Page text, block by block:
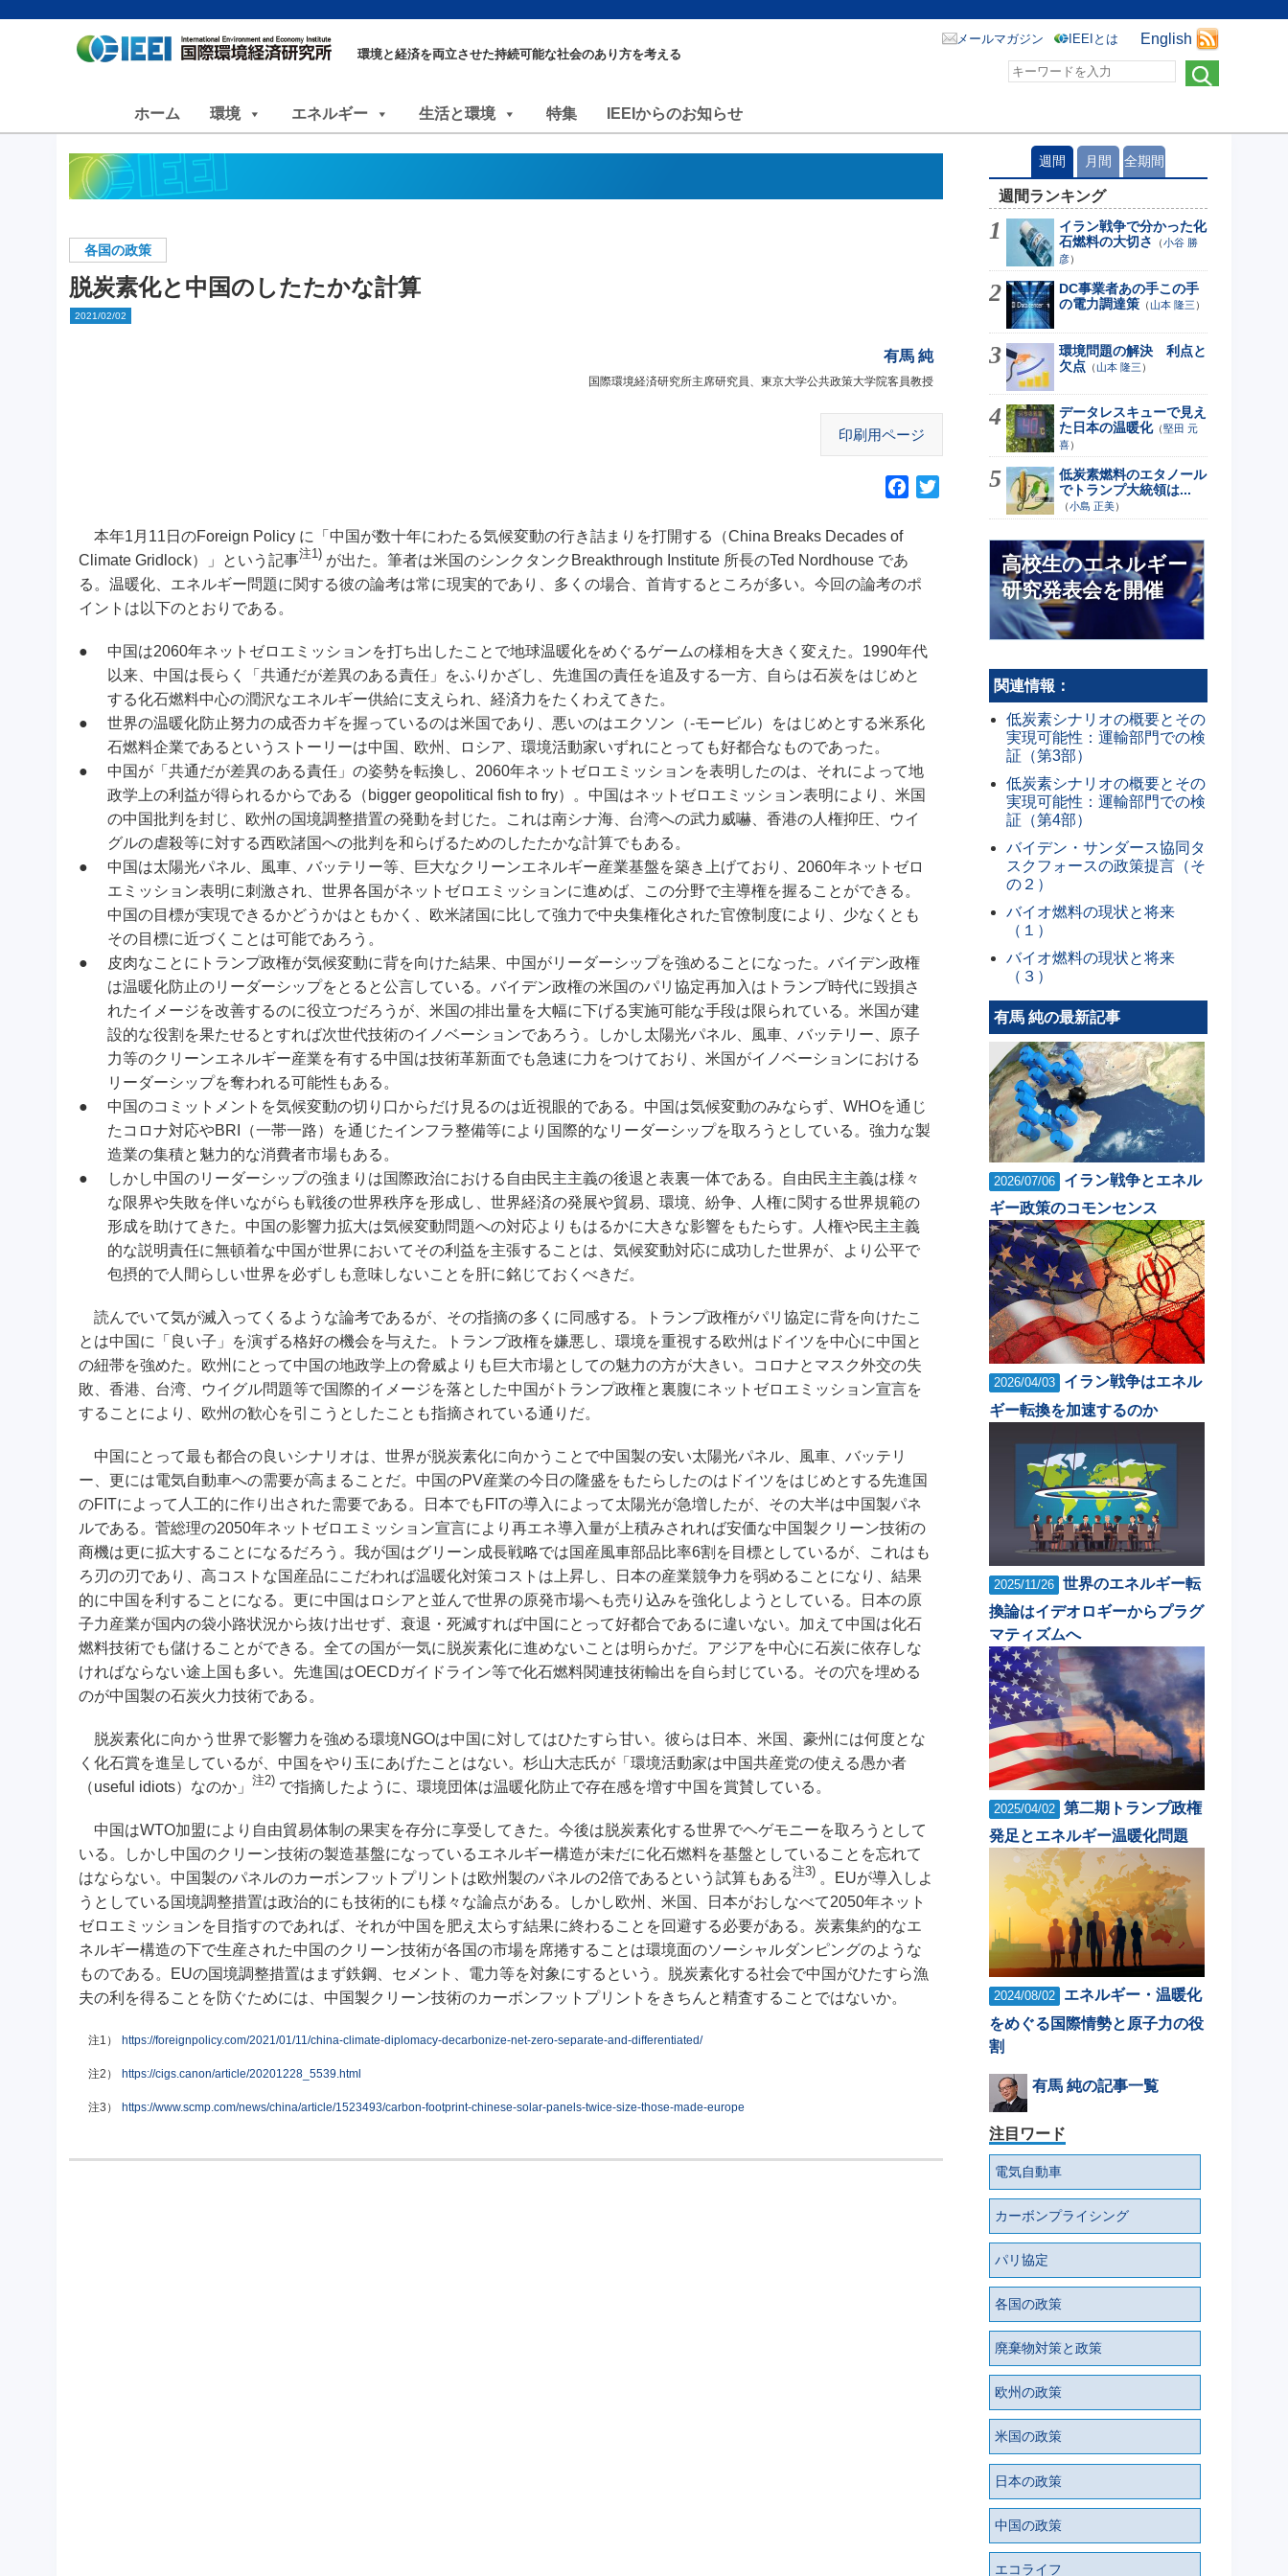
環境と経済を両立させた持続可能な社会のあり方を考える
English
メールマガジン IEEIとは
ホーム 環境 エネルギー 生活と環境 特集 IEEIからのお知らせ
各国の政策
脱炭素化と中国のしたたかな計算
2021/02/02
有馬 純
国際環境経済研究所主席研究員、東京大学公共政策大学院客員教授
印刷用ページ
b
k
本年1月11日のForeign Policy に「中国が数十年にわたる気候変動の行き詰まりを打開する（China Breaks Decades of
Climate Gridlock）」という記事注1) が出た。 筆者は米国のシンクタンクBreakthrough Institute 所長のTed Nordhouse であ
る。温暖化、エネルギー問題に関する彼の論考は常に現実的であり、多くの場合、首肯するところが多い。今回の論考のポ
イントは以下のとおりである。
●
中国は2060年ネットゼロエミッションを打ち出したことで地球温暖化をめぐるゲームの様相を大きく変えた。1990年代
以来、中国は長らく「共通だが差異のある責任」をふりかざし、先進国の責任を追及する一方、自らは石炭をはじめと
する化石燃料中心の潤沢なエネルギー供給に支えられ、経済力をたくわえてきた。
●
世界の温暖化防止努力の成否カギを握っているのは米国であり、悪いのはエクソン（‐モービル）をはじめとする米系化
石燃料企業であるというストーリーは中国、欧州、ロシア、環境活動家いずれにとっても好都合なものであった。
●
中国が「共通だが差異のある責任」の姿勢を転換し、2060年ネットゼロエミッションを表明したのは、それによって地
政学上の利益が得られるからである（bigger geopolitical fish to fry）。中国はネットゼロエミッション表明により、米国
の中国批判を封じ、欧州の国境調整措置の発動を封じた。これは南シナ海、台湾への武力威嚇、香港の人権抑圧、ウイ
グルの虐殺等に対する西欧諸国への批判を和らげるためのしたたかな計算でもある。
●
中国は太陽光パネル、風車、バッテリー等、巨大なクリーンエネルギー産業基盤を築き上げており、2060年ネットゼロ
エミッション表明に刺激され、世界各国がネットゼロエミッションに進めば、この分野で主導権を握ることができる。
中国の目標が実現できるかどうかはともかく、欧米諸国に比して強力で中央集権化された官僚制度により、少なくとも
その目標に近づくことは可能であろう。
●
皮肉なことにトランプ政権が気候変動に背を向けた結果、中国がリーダーシップを強めることになった。バイデン政権
は温暖化防止のリーダーシップをとると公言している。バイデン政権の米国のパリ協定再加入はトランプ時代に毀損さ
れたイメージを改善するのに役立つだろうが、米国の排出量を大幅に下げる実施可能な手段は限られている。米国が建
設的な役割を果たせるとすれば次世代技術のイノベーションであろう。しかし太陽光パネル、風車、バッテリー、原子
力等のクリーンエネルギー産業を有する中国は技術革新面でも急速に力をつけており、米国がイノベーションにおける
リーダーシップを奪われる可能性もある。
●
中国のコミットメントを気候変動の切り口からだけ見るのは近視眼的である。中国は気候変動のみならず、WHOを通じ
たコロナ対応やBRI（一帯一路）を通じたインフラ整備等により国際的なリーダーシップを取ろうとしている。強力な製
造業の集積と魅力的な消費者市場もある。
●
しかし中国のリーダーシップの強まりは国際政治における自由民主主義の後退と表裏一体である。自由民主主義は様々
な限界や失敗を伴いながらも戦後の世界秩序を形成し、世界経済の発展や貿易、環境、紛争、人権に関する世界規範の
形成を助けてきた。中国の影響力拡大は気候変動問題への対応よりもはるかに大きな影響をもたらす。人権や民主主義
的な説明責任に無頓着な中国が世界においてその利益を主張することは、気候変動対応に成功した世界が、より公平で
包摂的で人間らしい世界を必ずしも意味しないことを肝に銘じておくべきだ。
読んでいて気が滅入ってくるような論考であるが、その指摘の多くに同感する。トランプ政権がパリ協定に背を向けたこ
とは中国に「良い子」を演ずる格好の機会を与えた。トランプ政権を嫌悪し、環境を重視する欧州はドイツを中心に中国と
の紐帯を強めた。欧州にとって中国の地政学上の脅威よりも巨大市場としての魅力の方が大きい。コロナとマスク外交の失
敗、香港、台湾、ウイグル問題等で国際的イメージを落とした中国がトランプ政権と裏腹にネットゼロエミッション宣言を
することにより、欧州の歓心を引こうとしたことも指摘されている通りだ。
中国にとって最も都合の良いシナリオは、世界が脱炭素化に向かうことで中国製の安い太陽光パネル、風車、バッテリ
ー、更には電気自動車への需要が高まることだ。中国のPV産業の今日の隆盛をもたらしたのはドイツをはじめとする先進国
のFITによって人工的に作り出された需要である。日本でもFITの導入によって太陽光が急増したが、その大半は中国製パネ
ルである。菅総理の2050年ネットゼロエミッション宣言により再エネ導入量が上積みされれば安価な中国製クリーン技術の
商機は更に拡大することになるだろう。我が国はグリーン成長戦略では国産風車部品比率6割を目標としているが、これはも
ろ刃の刃であり、高コストな国産品にこだわれば温暖化対策コストは上昇し、日本の産業競争力を弱めることになり、結果
的に中国を利することになる。更に中国はロシアと並んで世界の原発市場へも売り込みを強化しようとしている。日本の原
子力産業が国内の袋小路状況から抜け出せず、衰退・死滅すれば中国にとって好都合であるに違いない。加えて中国は化石
燃料技術でも儲けることができる。全ての国が一気に脱炭素化に進めないことは明らかだ。アジアを中心に石炭に依存しな
ければならない途上国も多い。先進国はOECDガイドライン等で化石燃料関連技術輸出を自ら封じている。その穴を埋める
のが中国製の石炭火力技術である。
脱炭素化に向かう世界で影響力を強める環境NGOは中国に対してはひたすら甘い。彼らは日本、米国、豪州には何度とな
く化石賞を進呈しているが、中国をやり玉にあげたことはない。杉山大志氏が「環境活動家は中国共産党の使える愚か者
（useful idiots）なのか」 注2) で指摘したように、環境団体は温暖化防止で存在感を増す中国を賞賛している。
中国はWTO加盟により自由貿易体制の果実を存分に享受してきた。今後は脱炭素化する世界でヘゲモニーを取ろうとして
いる。しかし中国のクリーン技術の製造基盤になっているエネルギー構造が未だに化石燃料を基盤としていることを忘れて
はならない。中国製のパネルのカーボンフットプリントは欧州製のパネルの2倍であるという試算もある注3) 。EUが導入しよ
うとしている国境調整措置は政治的にも技術的にも様々な論点がある。しかし欧州、米国、日本がおしなべて2050年ネット
ゼロエミッションを目指すのであれば、それが中国を肥え太らす結果に終わることを回避する必要がある。炭素集約的なエ
ネルギー構造の下で生産された中国のクリーン技術が各国の市場を席捲することは環境面のソーシャルダンピングのような
ものである。EUの国境調整措置はまず鉄鋼、セメント、電力等を対象にするという。脱炭素化する社会で中国がひたすら漁
夫の利を得ることを防ぐためには、中国製クリーン技術のカーボンフットプリントをきちんと精査することではないか。
注1） https://foreignpolicy.com/2021/01/11/china-climate-diplomacy-decarbonize-net-zero-separate-and-differentiated/
注2） https://cigs.canon/article/20201228_5539.html
注3） https://www.scmp.com/news/china/article/1523493/carbon-footprint-chinese-solar-panels-twice-size-those-made-europe
週間 月間 全期間
週間ランキング
イラン戦争で分かった化
石燃料の大切さ
（小谷 勝
彦）
DC事業者あの手この手
の電力調達策 （山本 隆三 ）
環境問題の解決 利点と
欠点 （山本 隆三 ）
データレスキューで見え
た日本の温暖化（堅田 元
喜）
低炭素燃料のエタノール
でトランプ大統領は...
（小島 正美）
高校生のエネルギー
研究発表会を開催
関連情報：
低炭素シナリオの概要とその
実現可能性：運輸部門での検
証（第3部）
低炭素シナリオの概要とその
実現可能性：運輸部門での検
証（第4部）
バイデン・サンダース協同タ
スクフォースの政策提言（そ
の２）
バイオ燃料の現状と将来
（１）
バイオ燃料の現状と将来
（３）
有馬 純の最新記事
2026/07/06
イラン戦争とエネル
ギー政策のコモンセンス
2026/04/03
イラン戦争はエネル
ギー転換を加速するのか
2025/11/26 世界のエネルギー転
換論はイデオロギーからプラグ
マティズムへ
2025/04/02 第二期トランプ政権
発足とエネルギー温暖化問題
2024/08/02
エネルギー・温暖化
をめぐる国際情勢と原子力の役
割
有馬 純の記事一覧
注目ワード
電気自動車
カーボンプライシング
パリ協定
各国の政策
廃棄物対策と政策
欧州の政策
米国の政策
日本の政策
中国の政策
エコライフ